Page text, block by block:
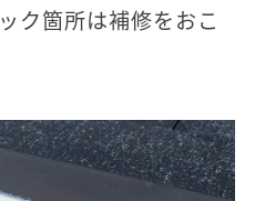
ク箇所は補修をおこ